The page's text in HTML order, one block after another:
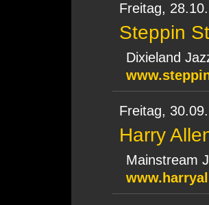
Freitag,
Steppin
Dixieland
Freitag,
Harry
Mainstream